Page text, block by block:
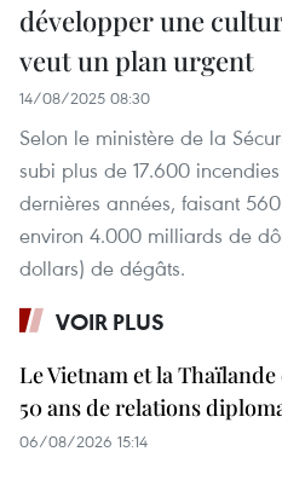
développer une
veut un plan urgent
14/08/2025 08:30
Selon le ministère de la
subi plus de 17.600
dernières années, faisant
environ 4.000 milliards de
dollars) de dégâts.
VOIR PLUS
Le Vietnam et la
50 ans de relations
06/08/2026 15:14